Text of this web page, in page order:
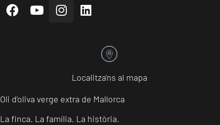
Localitza'ns al mapa
Oli d’oliva verge extra de Mallorca
La finca. La família. La història.